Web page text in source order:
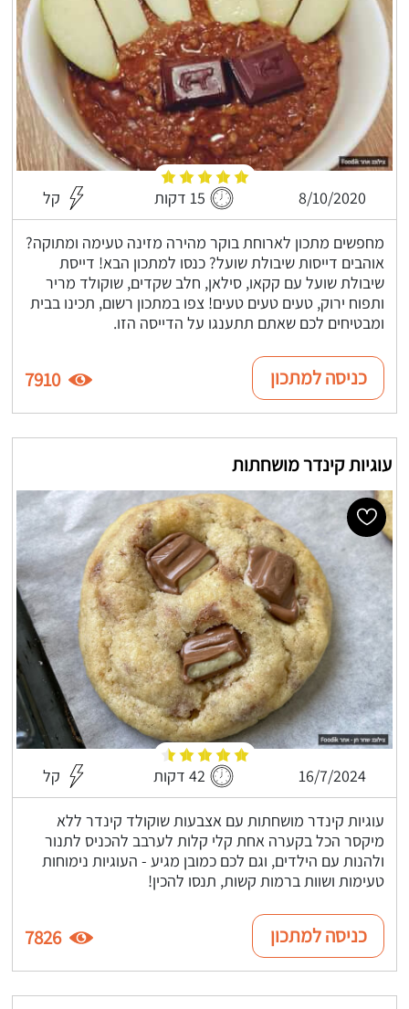
8/10/2020 15 דקות קל
מחפשים מתכון לארוחת בוקר מהירה מזינה טעימה ומתוקה?
אוהבים דייסות שיבולת שועל? כנסו למתכון הבא! דייסת
שיבולת שועל עם קקאו, סילאן, חלב שקדים, שוקולד מריר
ותפוח ירוק, טעים טעים טעים! צפו במתכון רשום, תכינו בבית
ומבטיחים לכם שאתם תתענגו על הדייסה הזו.
כניסה למתכון 7910
עוגיות קינדר מושחתות
16/7/2024 42 דקות קל
עוגיות קינדר מושחתות עם אצבעות שוקולד קינדר ללא
מיקסר הכל בקערה אחת קלי קלות לערבב להכניס לתנור
ולהנות עם הילדים, וגם לכם כמובן מגיע - העוגיות נימוחות
טעימות ושוות ברמות קשות, תנסו להכין!
כניסה למתכון 7826